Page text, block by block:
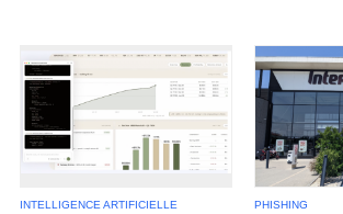
INTELLIGENCE ARTIFICIELLE PHISHING